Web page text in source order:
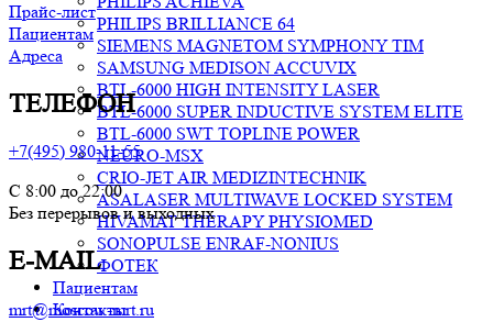
PHILIPS BRILLIANCE 64
SIEMENS MAGNETOM SYMPHONY TIM
SAMSUNG MEDISON ACCUVIX
BTL-6000 HIGH INTENSITY LASER
BTL-6000 SUPER INDUCTIVE SYSTEM ELITE
BTL-6000 SWT TOPLINE POWER
NEURO-MSX
CRIO-JET AIR MEDIZINTECHNIK
ASALASER MULTIWAVE LOCKED SYSTEM
HIVAMAT THERAPY PHYSIOMED
SONOPULSE ENRAF-NONIUS
ФОТЕК
Пациентам
Контакты
Прайс-лист
Пациентам
Адреса
ТЕЛЕФОН
+7(495) 980-11-55
С 8:00 до 22:00
Без перерывов и выходных
E-MAIL
mrt@moscow-mrt.ru